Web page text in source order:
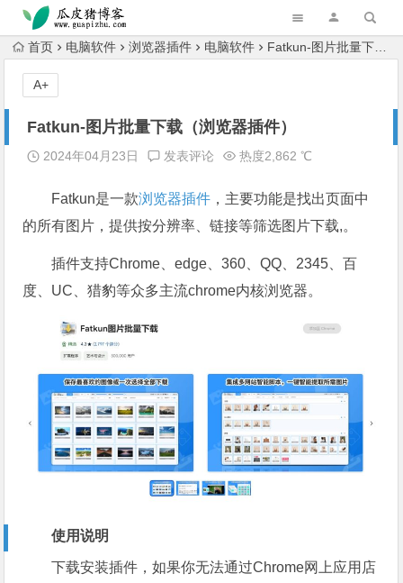
跳转到主内容
首页 电脑软件 浏览器插件 电脑软件 Fatkun-图片批量下载（浏览器插件）
Fatkun-图片批量下载（浏览器插件）
2024年04月23日 发表评论 热度2,862 ℃
Fatkun是一款浏览器插件 ，主要功能是找出页面中
的所有图片，提供按分辨率、链接等筛选图片下载,。
插件支持Chrome、edge、360、QQ、2345、百
度、UC、猎豹等众多主流chrome内核浏览器。
使用说明
下载安装插件，如果你无法通过Chrome网上应用店
A+